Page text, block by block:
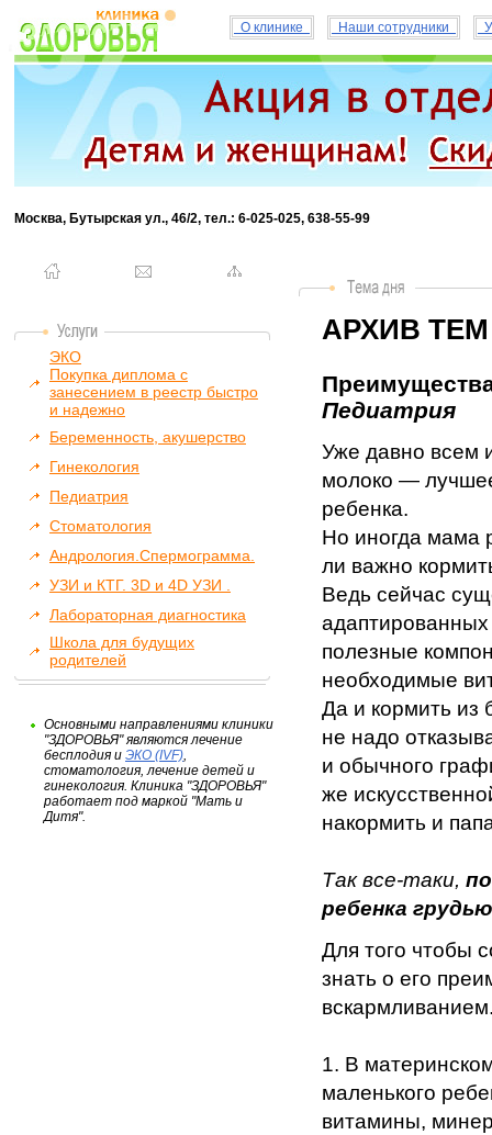
О клинике Наши сотрудники
Москва, Бутырская ул., 46/2, тел.: 6-025-025, 638-55-99
ЭКО
Покупка диплома с
занесением в реестр быстро
и надежно
Беременность, акушерство
Гинекология
Педиатрия
Стоматология
Андрология.Спермограмма.
УЗИ и КТГ. 3D и 4D УЗИ .
Лабораторная диагностика
Школа для будущих
родителей
Основными направлениями клиники
"ЗДОРОВЬЯ" являются лечение
бесплодия и ЭКО (IVF),
стоматология, лечение детей и
гинекология. Клиника "ЗДОРОВЬЯ"
работает под маркой "Мать и
Дитя".
АРХИВ ТЕМ
Педиатрия
Уже давно всем
молоко —
ребенка.
Но иногда мама
ли важно
Ведь сейчас
полезные
необходимые
Да и кормить из
не надо
и обычного
же
накормить и
Так все-таки,
ребенка
Для того чтобы
знать о его
1. В
маленького
витамины,